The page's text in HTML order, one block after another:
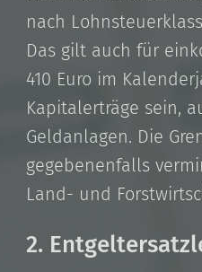
nach
Das gilt auch für
410 Euro im
Kapitalerträge sein,
Geldanlagen. Die
gegebenenfalls
Land- und
2.